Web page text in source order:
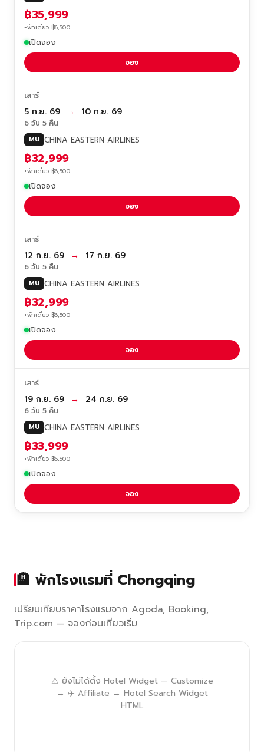
฿35,999
+พักเดี่ยว ฿6,500
เปิดจอง
จอง
เสาร์
5 ก.ย. 69 → 10 ก.ย. 69
6 วัน 5 คืน
MU CHINA EASTERN AIRLINES
฿32,999
+พักเดี่ยว ฿6,500
เปิดจอง
จอง
เสาร์
12 ก.ย. 69 → 17 ก.ย. 69
6 วัน 5 คืน
MU CHINA EASTERN AIRLINES
฿32,999
+พักเดี่ยว ฿6,500
เปิดจอง
จอง
เสาร์
19 ก.ย. 69 → 24 ก.ย. 69
6 วัน 5 คืน
MU CHINA EASTERN AIRLINES
฿33,999
+พักเดี่ยว ฿6,500
เปิดจอง
จอง
🏨 พักโรงแรมที่ Chongqing
เปรียบเทียบราคาโรงแรมจาก Agoda, Booking,
Trip.com — จองก่อนเที่ยวเริ่ม
⚠ ยังไม่ได้ตั้ง Hotel Widget — Customize
→ ✈️ Affiliate → Hotel Search Widget
HTML